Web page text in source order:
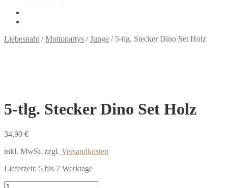
Liebesnaht /Mottopartys /Junge / 5-tlg. Stecker Dino Set Holz
5-tlg. Stecker Dino Set Holz
34,90 €
inkl. MwSt. zzgl. Versandkosten
Lieferzeit: 5 bis 7 Werktage
5-